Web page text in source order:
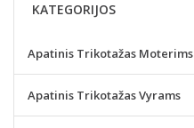
KATEGORIJOS
Apatinis Trikotažas Moterims
Apatinis Trikotažas Vyrams